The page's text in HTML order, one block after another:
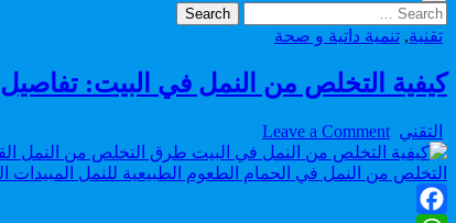
Search
for:
Posted
تقنية, تنمية داتية و صحة
كيفية التخلص من النمل في البيت: تفاصيل
Author:
التقني Leave a Comment
on
كيفية
التخلص